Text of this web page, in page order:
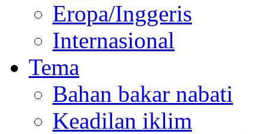
Eropa/Inggeris
Internasional
Tema
Bahan bakar nabati
Keadilan iklim